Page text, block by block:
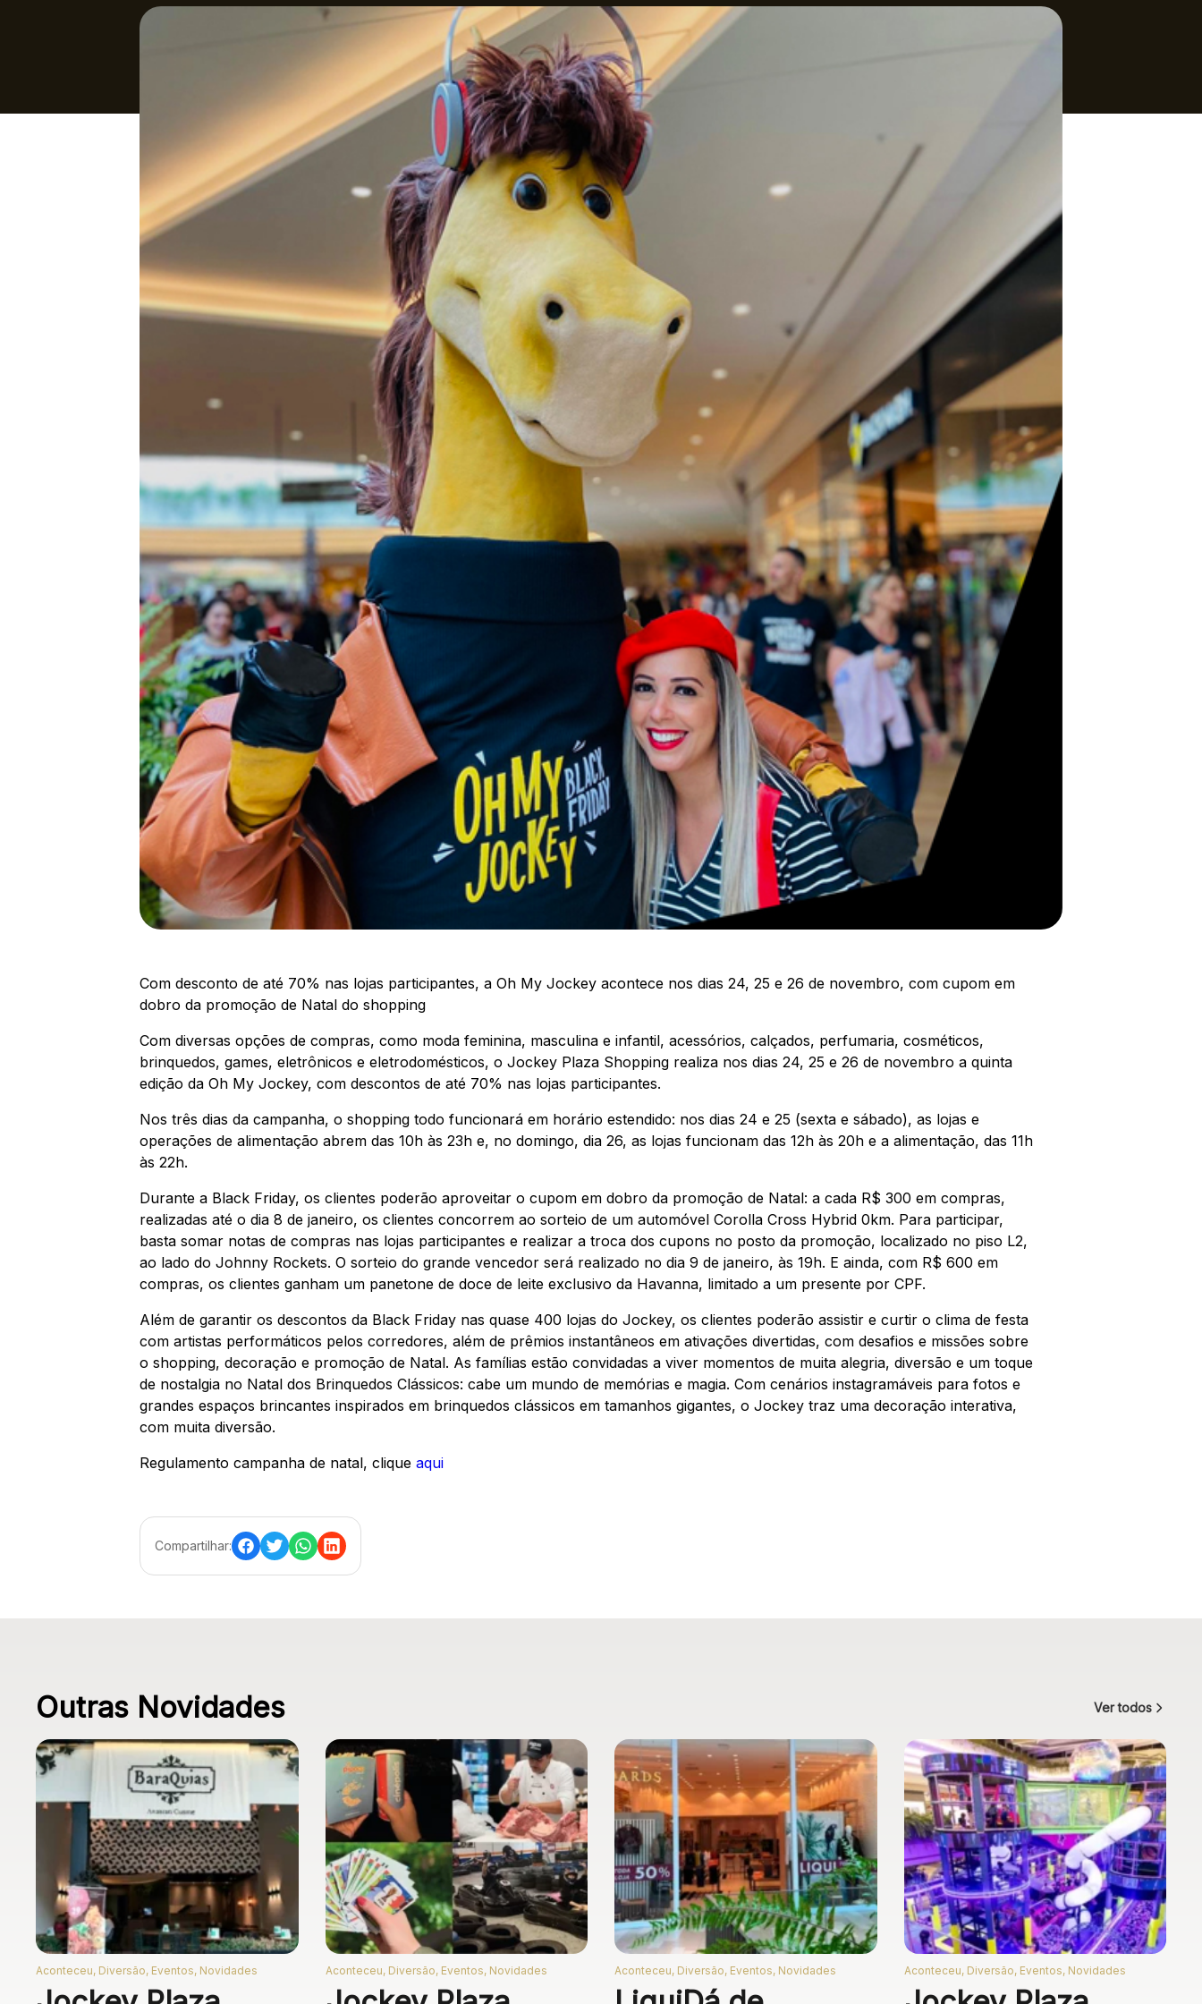
Com desconto de até 70% nas lojas participantes, a Oh My Jockey acontece nos dias 24, 25 e 26 de novembro, com cupom em
dobro da promoção de Natal do shopping
Com diversas opções de compras, como moda feminina, masculina e infantil, acessórios, calçados, perfumaria, cosméticos,
brinquedos, games, eletrônicos e eletrodomésticos, o Jockey Plaza Shopping realiza nos dias 24, 25 e 26 de novembro a quinta
edição da Oh My Jockey, com descontos de até 70% nas lojas participantes.
Nos três dias da campanha, o shopping todo funcionará em horário estendido: nos dias 24 e 25 (sexta e sábado), as lojas e
operações de alimentação abrem das 10h às 23h e, no domingo, dia 26, as lojas funcionam das 12h às 20h e a alimentação, das 11h
às 22h.
Durante a Black Friday, os clientes poderão aproveitar o cupom em dobro da promoção de Natal: a cada R$ 300 em compras,
realizadas até o dia 8 de janeiro, os clientes concorrem ao sorteio de um automóvel Corolla Cross Hybrid 0km. Para participar,
basta somar notas de compras nas lojas participantes e realizar a troca dos cupons no posto da promoção, localizado no piso L2,
ao lado do Johnny Rockets. O sorteio do grande vencedor será realizado no dia 9 de janeiro, às 19h. E ainda, com R$ 600 em
compras, os clientes ganham um panetone de doce de leite exclusivo da Havanna, limitado a um presente por CPF.
Além de garantir os descontos da Black Friday nas quase 400 lojas do Jockey, os clientes poderão assistir e curtir o clima de festa
com artistas performáticos pelos corredores, além de prêmios instantâneos em ativações divertidas, com desafios e missões sobre
o shopping, decoração e promoção de Natal. As famílias estão convidadas a viver momentos de muita alegria, diversão e um toque
de nostalgia no Natal dos Brinquedos Clássicos: cabe um mundo de memórias e magia. Com cenários instagramáveis para fotos e
grandes espaços brincantes inspirados em brinquedos clássicos em tamanhos gigantes, o Jockey traz uma decoração interativa,
com muita diversão.
Regulamento campanha de natal, clique aqui
Compartilhar:
Outras Novidades Ver todos
Aconteceu, Diversão, Eventos, Novidades Aconteceu, Diversão, Eventos, Novidades Aconteceu, Diversão, Eventos, Novidades Aconteceu, Diversão, Eventos, Novidades